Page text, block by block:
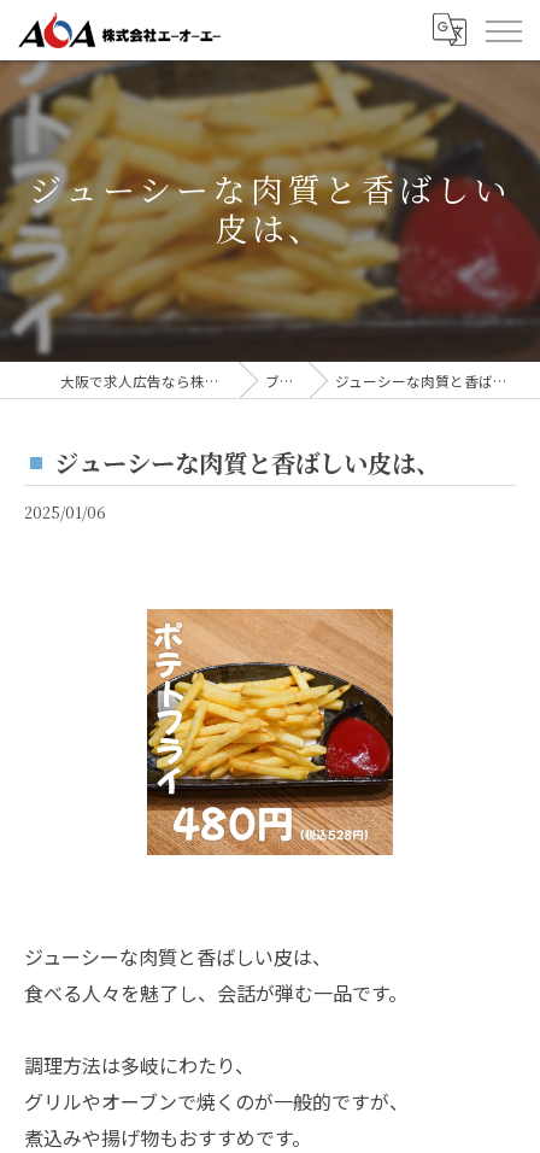
ジューシーな肉質と香ばしい
皮は、
大阪で求人広告なら株式会社AOA ブログ ジューシーな肉質と香ばしい皮は、
ジューシーな肉質と香ばしい皮は、
2025/01/06
ジューシーな肉質と香ばしい皮は、
食べる人々を魅了し、会話が弾む一品です。
調理方法は多岐にわたり、
グリルやオーブンで焼くのが一般的ですが、
煮込みや揚げ物もおすすめです。